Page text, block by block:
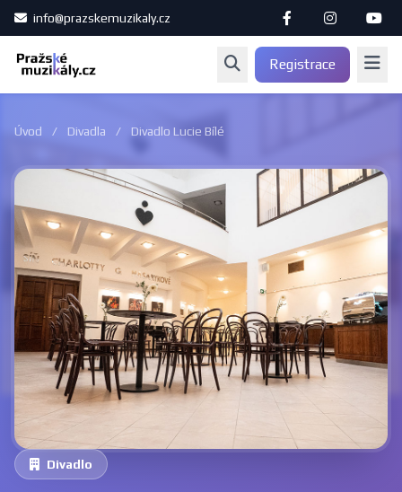
info@prazskemuzikaly.cz
Registrace
Úvod / Divadla / Divadlo Lucie Bílé
Divadlo